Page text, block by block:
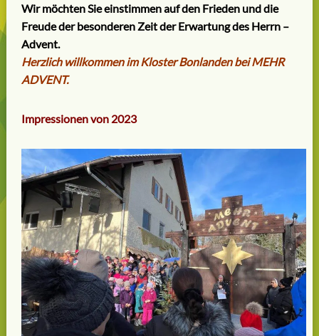
Wir möchten Sie einstimmen auf den Frieden und die
Freude der besonderen Zeit der Erwartung des Herrn –
Advent.
Herzlich willkommen im Kloster Bonlanden bei MEHR
ADVENT.
Impressionen von 2023